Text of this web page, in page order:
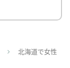
北海道で女性